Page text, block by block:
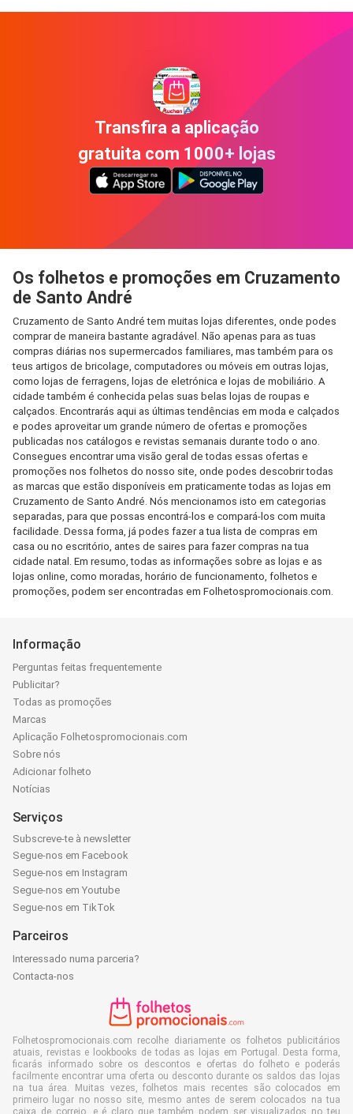
Transfira a aplicação
gratuita com 1000+ lojas
Os folhetos e promoções em Cruzamento
de Santo André
Cruzamento de Santo André tem muitas lojas diferentes, onde podes
comprar de maneira bastante agradável. Não apenas para as tuas
compras diárias nos supermercados familiares, mas também para os
teus artigos de bricolage, computadores ou móveis em outras lojas,
como lojas de ferragens, lojas de eletrónica e lojas de mobiliário. A
cidade também é conhecida pelas suas belas lojas de roupas e
calçados. Encontrarás aqui as últimas tendências em moda e calçados
e podes aproveitar um grande número de ofertas e promoções
publicadas nos catálogos e revistas semanais durante todo o ano.
Consegues encontrar uma visão geral de todas essas ofertas e
promoções nos folhetos do nosso site, onde podes descobrir todas
as marcas que estão disponíveis em praticamente todas as lojas em
Cruzamento de Santo André. Nós mencionamos isto em categorias
separadas, para que possas encontrá-los e compará-los com muita
facilidade. Dessa forma, já podes fazer a tua lista de compras em
casa ou no escritório, antes de saires para fazer compras na tua
cidade natal. Em resumo, todas as informações sobre as lojas e as
lojas online, como moradas, horário de funcionamento, folhetos e
promoções, podem ser encontradas em Folhetospromocionais.com.
Informação
Perguntas feitas frequentemente
Publicitar?
Todas as promoções
Marcas
Aplicação Folhetospromocionais.com
Sobre nós
Adicionar folheto
Notícias
Serviços
Subscreve-te à newsletter
Segue-nos em Facebook
Segue-nos em Instagram
Segue-nos em Youtube
Segue-nos em TikTok
Parceiros
Interessado numa parceria?
Contacta-nos
Folhetospromocionais.com recolhe diariamente os folhetos publicitários
atuais, revistas e lookbooks de todas as lojas em Portugal. Desta forma,
ficarás informado sobre os descontos e ofertas do folheto e poderás
facilmente encontrar uma oferta ou desconto durante os saldos das lojas
na tua área. Muitas vezes, folhetos mais recentes são colocados em
primeiro lugar no nosso site, mesmo antes de serem colocados na tua
caixa de correio, e é claro que também podem ser visualizados no teu